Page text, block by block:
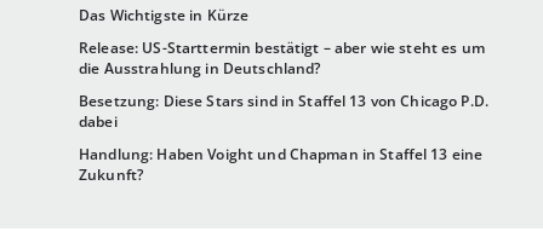
Das Wichtigste in Kürze
Release: US-Starttermin bestätigt – aber wie steht es um
die Ausstrahlung in Deutschland?
Besetzung: Diese Stars sind in Staffel 13 von Chicago P.D.
dabei
Handlung: Haben Voight und Chapman in Staffel 13 eine
Zukunft?